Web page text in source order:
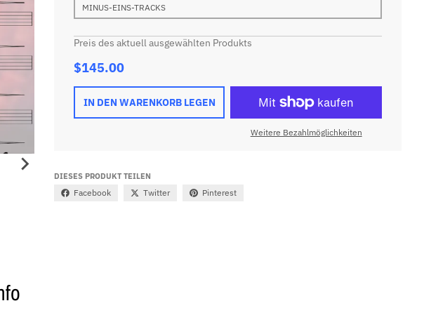
MINUS-EINS-TRACKS
Preis des aktuell ausgewählten Produkts
$145.00
IN DEN WARENKORB LEGEN
Weitere Bezahlmöglichkeiten
DIESES PRODUKT TEILEN
Facebook Twitter Pinterest